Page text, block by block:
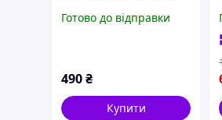
Готово до відправки
490₴
Купити